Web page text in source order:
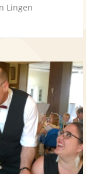
Lingen